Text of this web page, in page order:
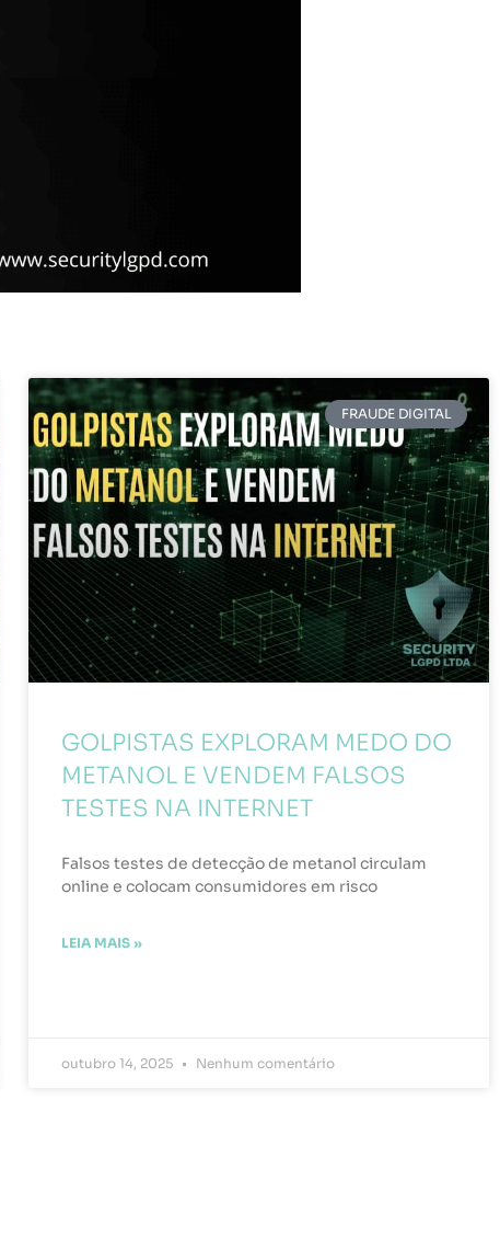
FRAUDE DIGITAL
GOLPISTAS EXPLORAM MEDO DO
METANOL E VENDEM FALSOS
TESTES NA INTERNET
Falsos testes de detecção de metanol circulam
online e colocam consumidores em risco
LEIA MAIS »
outubro 14, 2025 Nenhum comentário